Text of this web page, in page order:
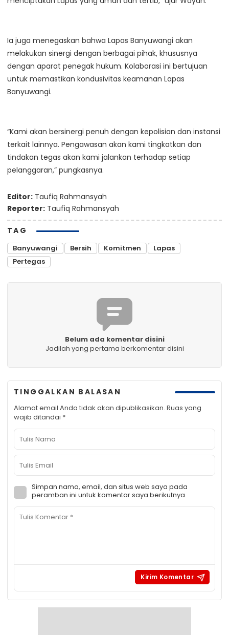
Ia juga menegaskan bahwa Lapas Banyuwangi akan
melakukan sinergi dengan berbagai pihak, khususnya
dengan aparat penegak hukum. Kolaborasi ini bertujuan
untuk memastikan kondusivitas keamanan Lapas
Banyuwangi.
“Kami akan bersinergi penuh dengan kepolisian dan instansi
terkait lainnya. Pengawasan akan kami tingkatkan dan
tindakan tegas akan kami jalankan terhadap setiap
pelanggaran,” pungkasnya.
Editor: Taufiq Rahmansyah
Reporter: Taufiq Rahmansyah
TAG
Banyuwangi Bersih Komitmen
Lapas
Pertegas
Belum ada komentar disini
Jadilah yang pertama berkomentar disini
TINGGALKAN BALASAN
Alamat email Anda tidak akan dipublikasikan. Ruas yang
wajib ditandai *
Simpan nama, email, dan situs web saya pada
peramban ini untuk komentar saya berikutnya.